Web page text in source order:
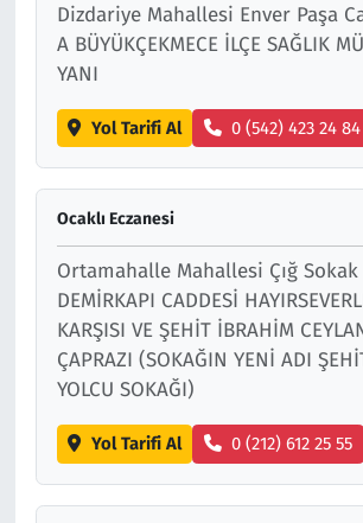
Dizdariye Mahallesi Enver Paşa
A BÜYÜKÇEKMECE İLÇE SAĞLIK
YANI
Yol Tarifi Al 0 (542) 423 24 84
Ocaklı Eczanesi
Ortamahalle Mahallesi Çığ Sokak
DEMİRKAPI CADDESİ
KARŞISI VE ŞEHİT İBRAHİM
ÇAPRAZI (SOKAĞIN YENİ ADI
YOLCU SOKAĞI)
Yol Tarifi Al 0 (212) 612 25 55